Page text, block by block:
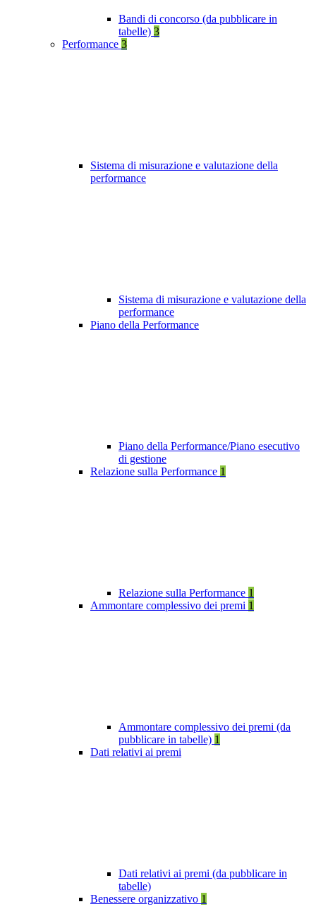
Bandi di concorso (da pubblicare in
tabelle) 3
Performance 3
Sistema di misurazione e valutazione della
performance
Sistema di misurazione e valutazione della
performance
Piano della Performance
Piano della Performance/Piano esecutivo
di gestione
Relazione sulla Performance 1
Relazione sulla Performance 1
Ammontare complessivo dei premi 1
Ammontare complessivo dei premi (da
pubblicare in tabelle) 1
Dati relativi ai premi
Dati relativi ai premi (da pubblicare in
tabelle)
Benessere organizzativo 1